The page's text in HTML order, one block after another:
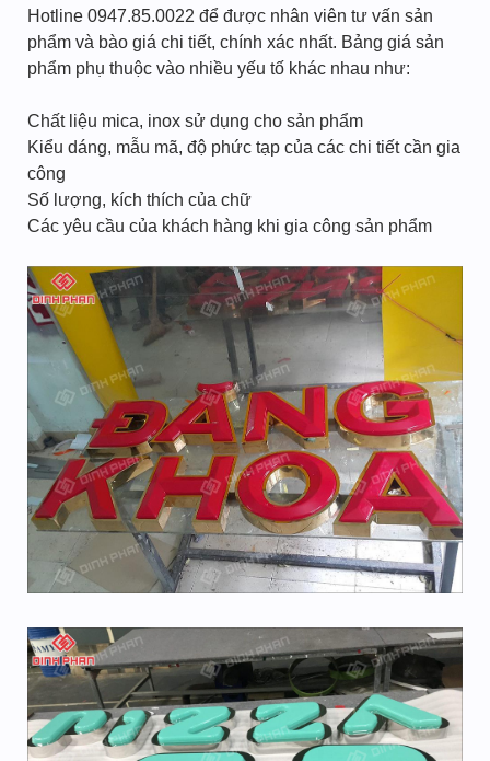
Hotline 0947.85.0022 để được nhân viên tư vấn sản
phẩm và bào giá chi tiết, chính xác nhất. Bảng giá sản
phẩm phụ thuộc vào nhiều yếu tố khác nhau như:
Chất liệu mica, inox sử dụng cho sản phẩm
Kiểu dáng, mẫu mã, độ phức tạp của các chi tiết cần gia
công
Số lượng, kích thích của chữ
Các yêu cầu của khách hàng khi gia công sản phẩm